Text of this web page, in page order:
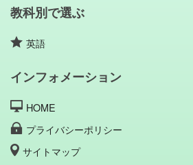
教科別で選ぶ
英語
インフォメーション
HOME
プライバシーポリシー
サイトマップ